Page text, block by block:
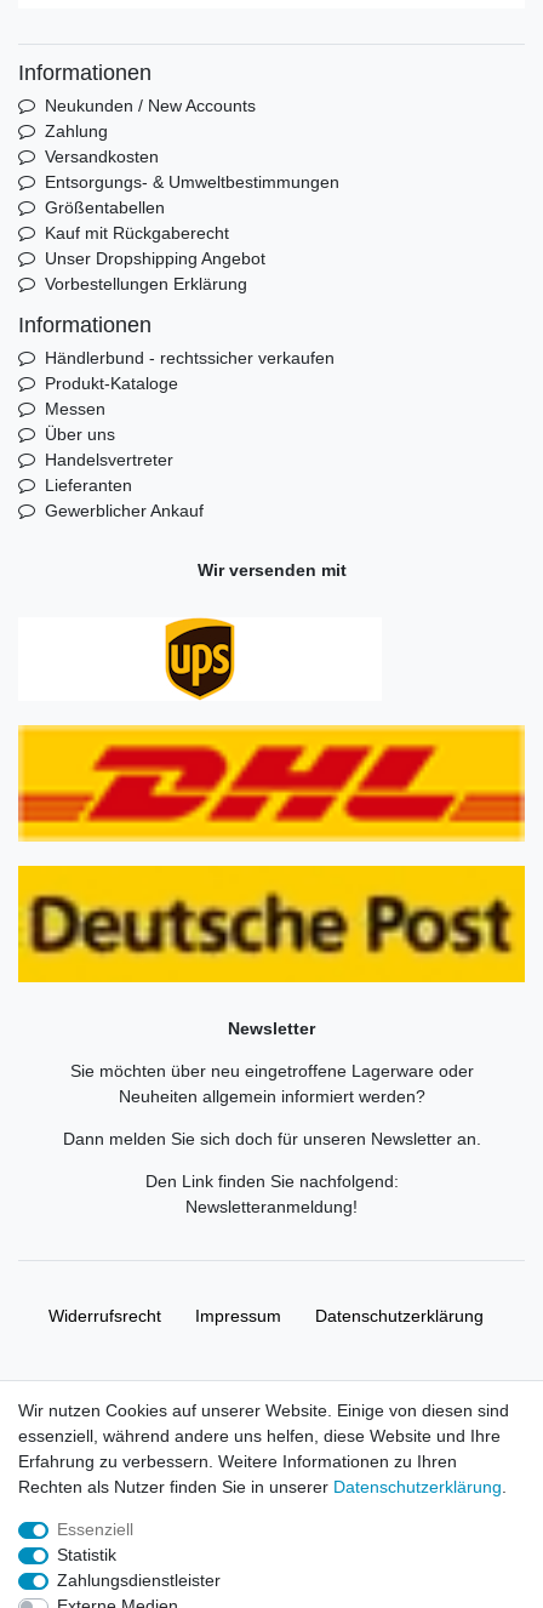
Informationen
Neukunden / New Accounts
Zahlung
Versandkosten
Entsorgungs- & Umweltbestimmungen
Größentabellen
Kauf mit Rückgaberecht
Unser Dropshipping Angebot
Vorbestellungen Erklärung
Informationen
Händlerbund - rechtssicher verkaufen
Produkt-Kataloge
Messen
Über uns
Handelsvertreter
Lieferanten
Gewerblicher Ankauf
Wir versenden mit
Newsletter
Sie möchten über neu eingetroffene Lagerware oder
Neuheiten allgemein informiert werden?
Dann melden Sie sich doch für unseren Newsletter an.
Den Link finden Sie nachfolgend:
Newsletteranmeldung!
Widerrufs­recht Impressum Daten­schutz­erklärung
© Copyright 2026 | Alle Rechte vorbehalten. HL-
Handelsgesellschaft mbH.
Alle Markennamen, Warenzeichen sowie sämtliche Produktbilder
und Beschreibungen sind Eigentum Ihrer rechtmäßigen
Eigentümer und dienen hier nur der Beschreibung.
Wir nutzen Cookies auf unserer Website. Einige von diesen sind
essenziell, während andere uns helfen, diese Website und Ihre
Erfahrung zu verbessern. Weitere Informationen zu Ihren
Rechten als Nutzer finden Sie in unserer Daten­schutz­erklärung
Essenziell
Statistik
Zahlungsdienstleister